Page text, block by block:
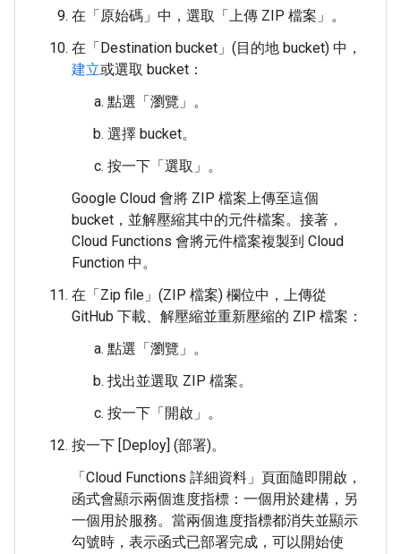
在「原始碼」 中，選取「上傳 ZIP 檔案」 。
在「Destination bucket」(目的地 bucket) 中，
建立或選取 bucket：
點選「瀏覽」 。
選擇 bucket。
按一下「選取」 。
Google Cloud 會將 ZIP 檔案上傳至這個
bucket，並解壓縮其中的元件檔案。接著，
Cloud Functions 會將元件檔案複製到 Cloud
Function 中。
在「Zip file」(ZIP 檔案) 欄位中，上傳從
GitHub 下載、解壓縮並重新壓縮的 ZIP 檔案：
點選「瀏覽」 。
找出並選取 ZIP 檔案。
按一下「開啟」 。
按一下 [Deploy] (部署)。
「Cloud Functions 詳細資料」 頁面隨即開啟，
函式會顯示兩個進度指標：一個用於建構，另
一個用於服務。當兩個進度指標都消失並顯示
勾號時，表示函式已部署完成，可以開始使